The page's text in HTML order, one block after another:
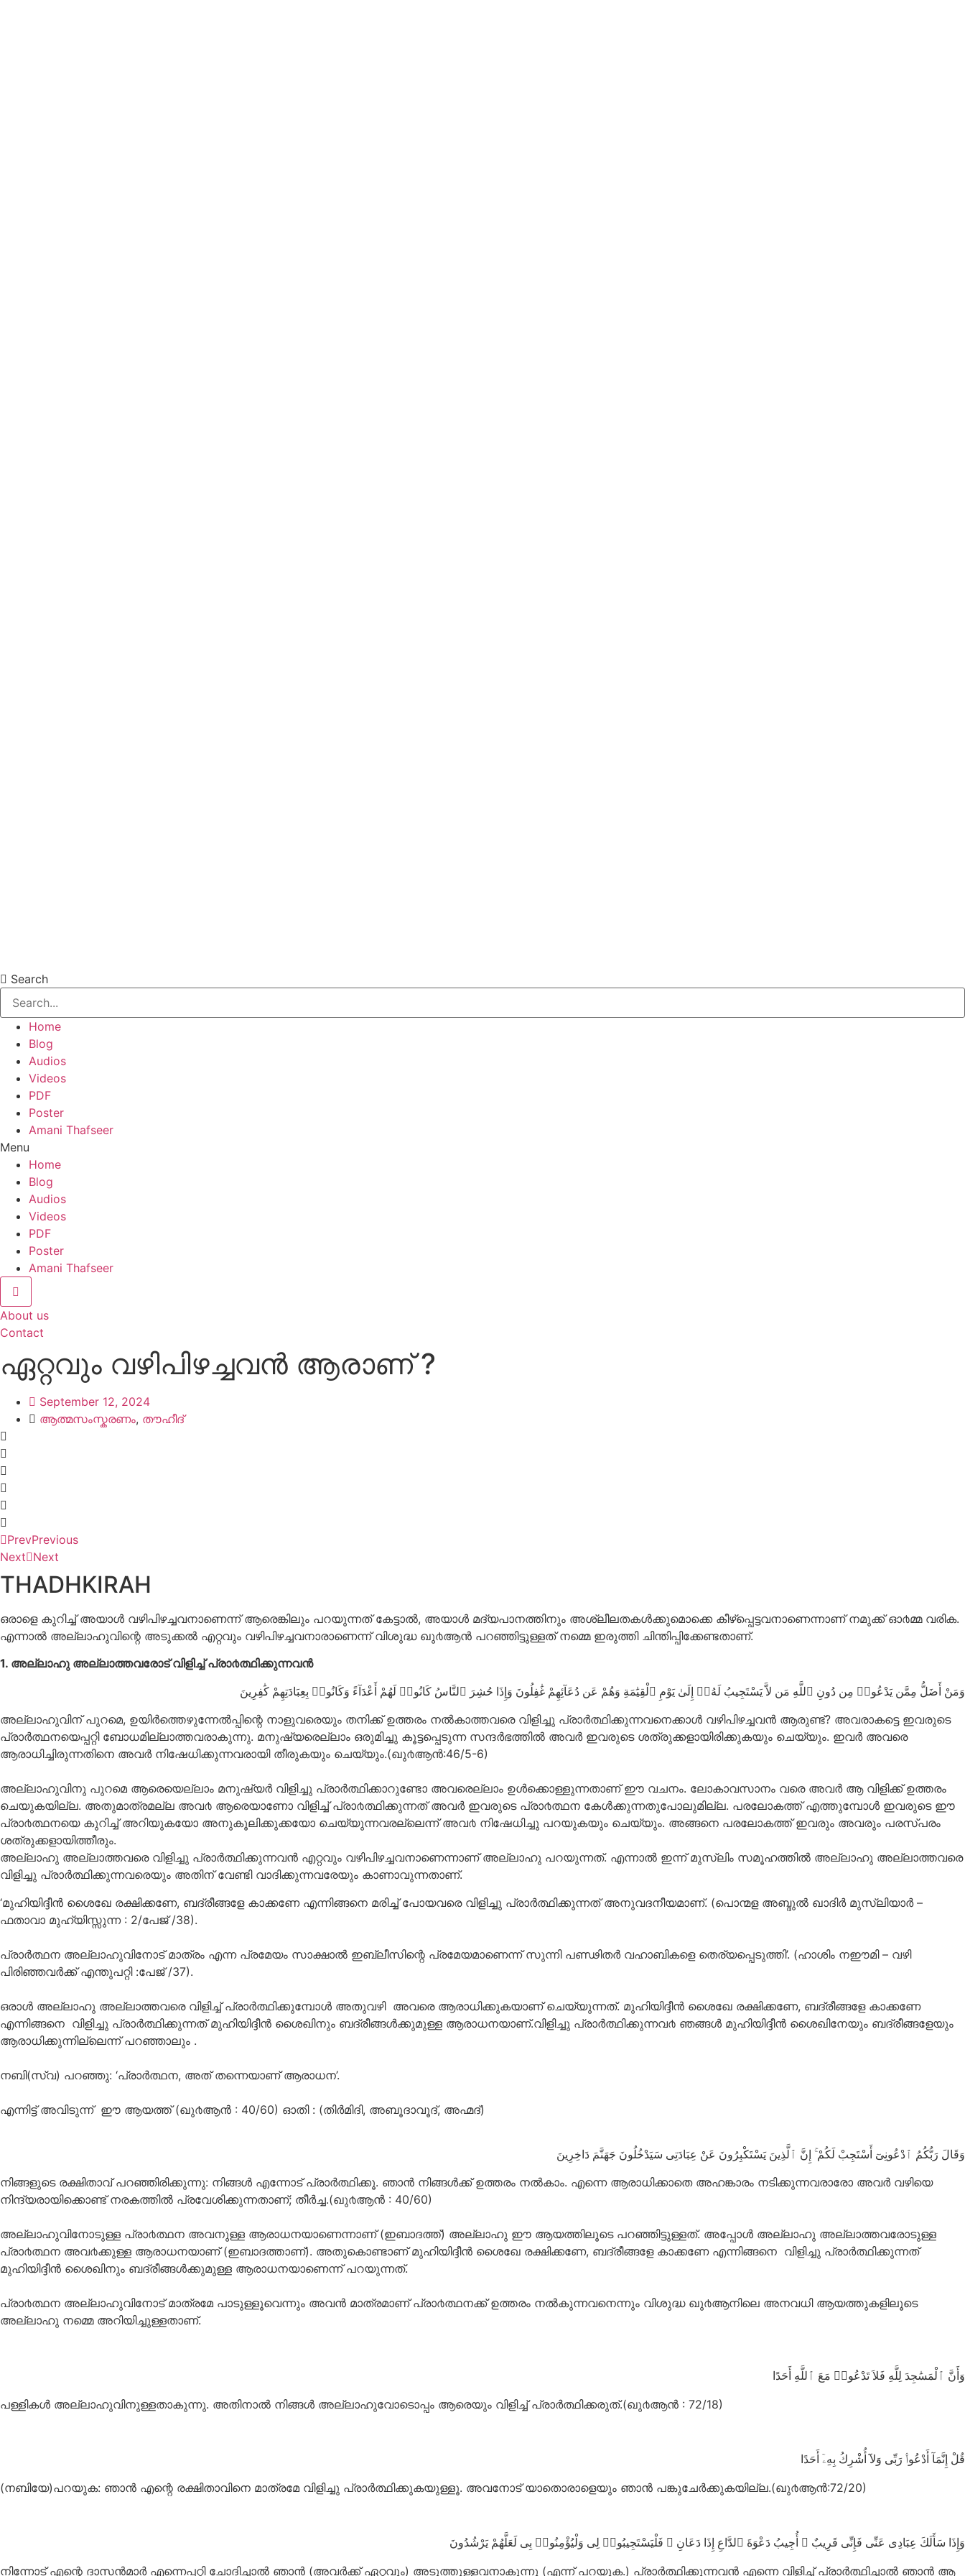
Search
Home
Blog
Audios
Videos
PDF
Poster
Amani Thafseer
Menu
Home
Blog
Audios
Videos
PDF
Poster
Amani Thafseer
About us
Contact
ഏറ്റവും വഴിപിഴച്ചവന്‍ ആരാണ് ?
September 12, 2024
ആത്മസംസ്കരണം, തൗഹീദ്
PrevPrevious
Next Next
THADHKIRAH
ഒരാളെ കുറിച്ച് അയാള്‍ വഴിപിഴച്ചവനാണെന്ന് ആരെങ്കിലും പറയുന്നത് കേട്ടാല്‍, അയാള്‍ മദ്യപാനത്തിനും അശ്ലീലതകള്‍ക്കുമൊക്കെ കീഴ്പ്പെട്ടവനാണെന്നാണ് നമുക്ക് ഓ൪മ്മ വരിക.
എന്നാല്‍ അല്ലാഹുവിന്റെ അടുക്കല്‍ എറ്റവും വഴിപിഴച്ചവനാരാണെന്ന് വിശുദ്ധ ഖു൪ആന്‍ പറഞ്ഞിട്ടുള്ളത് നമ്മെ ഇരുത്തി ചിന്തിപ്പിക്കേണ്ടതാണ്.
1. അല്ലാഹു അല്ലാത്തവരോട് വിളിച്ച് പ്രാ൪ത്ഥിക്കുന്നവന്‍
ﻭَﻣَﻦْ ﺃَﺿَﻞُّ ﻣِﻤَّﻦ ﻳَﺪْﻋُﻮا۟ ﻣِﻦ ﺩُﻭﻥِ ٱﻟﻠَّﻪِ ﻣَﻦ ﻻَّ ﻳَﺴْﺘَﺠِﻴﺐُ ﻟَﻪُۥٓ ﺇِﻟَﻰٰ ﻳَﻮْﻡِ ٱﻟْﻘِﻴَٰﻤَﺔِ ﻭَﻫُﻢْ ﻋَﻦ ﺩُﻋَﺎٓﺋِﻬِﻢْ ﻏَٰﻔِﻠُﻮﻥَ ﻭَﺇِﺫَا ﺣُﺸِﺮَ ٱﻟﻨَّﺎﺱُ ﻛَﺎﻧُﻮا۟ ﻟَﻬُﻢْ ﺃَﻋْﺪَآءً ﻭَﻛَﺎﻧُﻮا۟ ﺑِﻌِﺒَﺎﺩَﺗِﻬِﻢْ ﻛَٰﻔِﺮِﻳﻦَ
അല്ലാഹുവിന് പുറമെ, ഉയിര്‍ത്തെഴുന്നേല്‍പ്പിന്റെ നാളുവരെയും തനിക്ക് ഉത്തരം നല്‍കാത്തവരെ വിളിച്ചു പ്രാര്‍ത്ഥിക്കുന്നവനെക്കാള്‍ വഴിപിഴച്ചവന്‍ ആരുണ്ട്‌? അവരാകട്ടെ ഇവരുടെ
പ്രാര്‍ത്ഥനയെപ്പറ്റി ബോധമില്ലാത്തവരാകുന്നു. മനുഷ്യരെല്ലാം ഒരുമിച്ചു കൂട്ടപ്പെടുന്ന സന്ദര്‍ഭത്തില്‍ അവര്‍ ഇവരുടെ ശത്രുക്കളായിരിക്കുകയും ചെയ്യും. ഇവര്‍ അവരെ
ആരാധിച്ചിരുന്നതിനെ അവര്‍ നിഷേധിക്കുന്നവരായി തീരുകയും ചെയ്യും.(ഖു൪ആന്‍:46/5-6)
അല്ലാഹുവിനു പുറമെ ആരെയെല്ലാം മനുഷ്യര്‍ വിളിച്ചു പ്രാര്‍ത്ഥിക്കാറുണ്ടോ അവരെല്ലാം ഉള്‍ക്കൊള്ളുന്നതാണ് ഈ വചനം. ലോകാവസാനം വരെ അവര്‍ ആ വിളിക്ക് ഉത്തരം
ചെയുകയില്ല. അതുമാത്രമല്ല അവ൪ ആരെയാണോ വിളിച്ച് പ്രാ൪ത്ഥിക്കുന്നത് അവര്‍ ഇവരുടെ പ്രാ൪ത്ഥന കേള്‍ക്കുന്നതുപോലുമില്ല. പരലോകത്ത് എത്തുമ്പോള്‍ ഇവരുടെ ഈ
പ്രാ൪ത്ഥനയെ കുറിച്ച് അറിയുകയോ അനുകൂലിക്കുക്കയോ ചെയ്യുന്നവരല്ലെന്ന് അവ൪ നിഷേധിച്ചു പറയുകയും ചെയ്യും. അങ്ങനെ പരലോകത്ത് ഇവരും അവരും പരസ്പരം
ശത്രുക്കളായിത്തീരും.
അല്ലാഹു അല്ലാത്തവരെ വിളിച്ചു പ്രാര്‍ത്ഥിക്കുന്നവന്‍ എറ്റവും വഴിപിഴച്ചവനാണെന്നാണ് അല്ലാഹു പറയുന്നത്. എന്നാല്‍ ഇന്ന് മുസ്ലിം സമൂഹത്തില്‍ അല്ലാഹു അല്ലാത്തവരെ
വിളിച്ചു പ്രാര്‍ത്ഥിക്കുന്നവരെയും അതിന് വേണ്ടി വാദിക്കുന്നവരേയും കാണാവുന്നതാണ്.
‘മുഹിയിദ്ദീന്‍ ശൈഖേ രക്ഷിക്കണേ, ബദ്‌രീങ്ങളേ കാക്കണേ എന്നിങ്ങനെ മരിച്ച് പോയവരെ വിളിച്ചു പ്രാര്‍ത്ഥിക്കുന്നത് അനുവദനീയമാണ്. (പൊന്മള അബ്ദുല്‍ ഖാദിര്‍ മുസ്‌ലിയാര്‍ –
ഫതാവാ മുഹ്‌യിസ്സുന്ന : 2/പേജ് /38).
പ്രാര്‍ത്ഥന അല്ലാഹുവിനോട് മാത്രം എന്ന പ്രമേയം സാക്ഷാല്‍ ഇബ്‌ലീസിന്റെ പ്രമേയമാണെന്ന് സുന്നി പണ്ഢിതര്‍ വഹാബികളെ തെര്യപ്പെടുത്തി’. (ഹാശിം നഈമി – വഴി
പിരിഞ്ഞവര്‍ക്ക് എന്തുപറ്റി :പേജ് /37).
ഒരാള്‍ അല്ലാഹു അല്ലാത്തവരെ വിളിച്ച് പ്രാര്‍ത്ഥിക്കുമ്പോള്‍ അതുവഴി അവരെ ആരാധിക്കുകയാണ് ചെയ്യുന്നത്. മുഹിയിദ്ദീന്‍ ശൈഖേ രക്ഷിക്കണേ, ബദ്‌രീങ്ങളേ കാക്കണേ
എന്നിങ്ങനെ വിളിച്ചു പ്രാര്‍ത്ഥിക്കുന്നത് മുഹിയിദ്ദീന്‍ ശൈഖിനും ബദ്‌രീങ്ങള്‍ക്കുമുള്ള ആരാധനയാണ്.വിളിച്ചു പ്രാര്‍ത്ഥിക്കുന്നവ൪ ഞങ്ങള്‍ മുഹിയിദ്ദീന്‍ ശൈഖിനേയും ബദ്‌രീങ്ങളേയും
ആരാധിക്കുന്നില്ലെന്ന് പറഞ്ഞാലും .
നബി(സ്വ) പറഞ്ഞു: ‘പ്രാര്‍ത്ഥന, അത് തന്നെയാണ് ആരാധന’.
എന്നിട്ട് അവിടുന്ന് ഈ ആയത്ത് (ഖു൪ആന്‍ : 40/60) ഓതി : (തിര്‍മിദി, അബൂദാവൂദ്, അഹ്മദ്)
ﻭَﻗَﺎﻝَ ﺭَﺑُّﻜُﻢُ ٱﺩْﻋُﻮﻧِﻰٓ ﺃَﺳْﺘَﺠِﺐْ ﻟَﻜُﻢْ ۚ ﺇِﻥَّ ٱﻟَّﺬِﻳﻦَ ﻳَﺴْﺘَﻜْﺒِﺮُﻭﻥَ ﻋَﻦْ ﻋِﺒَﺎﺩَﺗِﻰ ﺳَﻴَﺪْﺧُﻠُﻮﻥَ ﺟَﻬَﻨَّﻢَ ﺩَاﺧِﺮِﻳﻦَ
നിങ്ങളുടെ രക്ഷിതാവ് പറഞ്ഞിരിക്കുന്നു: നിങ്ങള്‍ എന്നോട് പ്രാര്‍ത്ഥിക്കൂ. ഞാന്‍ നിങ്ങള്‍ക്ക് ഉത്തരം നല്‍കാം. എന്നെ ആരാധിക്കാതെ അഹങ്കാരം നടിക്കുന്നവരാരോ അവര്‍ വഴിയെ
നിന്ദ്യരായിക്കൊണ്ട് നരകത്തില്‍ പ്രവേശിക്കുന്നതാണ്‌; തീര്‍ച്ച.(ഖു൪ആന്‍ : 40/60)
അല്ലാഹുവിനോടുള്ള പ്രാ൪ത്ഥന അവനുള്ള ആരാധനയാണെന്നാണ് (ഇബാദത്ത്) അല്ലാഹു ഈ ആയത്തിലൂടെ പറഞ്ഞിട്ടുള്ളത്. അപ്പോള്‍ അല്ലാഹു അല്ലാത്തവരോടുള്ള
പ്രാ൪ത്ഥന അവ൪ക്കുള്ള ആരാധനയാണ് (ഇബാദത്താണ്). അതുകൊണ്ടാണ് മുഹിയിദ്ദീന്‍ ശൈഖേ രക്ഷിക്കണേ, ബദ്‌രീങ്ങളേ കാക്കണേ എന്നിങ്ങനെ വിളിച്ചു പ്രാര്‍ത്ഥിക്കുന്നത്
മുഹിയിദ്ദീന്‍ ശൈഖിനും ബദ്‌രീങ്ങള്‍ക്കുമുള്ള ആരാധനയാണെന്ന് പറയുന്നത്.
പ്രാ൪ത്ഥന അല്ലാഹുവിനോട് മാത്രമേ പാടുള്ളൂവെന്നും അവന്‍ മാത്രമാണ് പ്രാ൪ത്ഥനക്ക് ഉത്തരം നല്‍കുന്നവനെന്നും വിശുദ്ധ ഖു൪ആനിലെ അനവധി ആയത്തുകളിലൂടെ
അല്ലാഹു നമ്മെ അറിയിച്ചുള്ളതാണ്.
ﻭَﺃَﻥَّ ٱﻟْﻤَﺴَٰﺠِﺪَ ﻟِﻠَّﻪِ ﻓَﻼَ ﺗَﺪْﻋُﻮا۟ ﻣَﻊَ ٱﻟﻠَّﻪِ ﺃَﺣَﺪًا
പള്ളികള്‍ അല്ലാഹുവിനുള്ളതാകുന്നു. അതിനാല്‍ നിങ്ങള്‍ അല്ലാഹുവോടൊപ്പം ആരെയും വിളിച്ച് പ്രാര്‍ത്ഥിക്കരുത്.(ഖു൪ആന്‍ : 72/18)
ﻗُﻞْ ﺇِﻧَّﻤَﺎٓ ﺃَﺩْﻋُﻮا۟ ﺭَﺑِّﻰ ﻭَﻻَٓ ﺃُﺷْﺮِﻙُ ﺑِﻪِۦٓ ﺃَﺣَﺪًا
(നബിയേ)പറയുക: ഞാന്‍ എന്റെ രക്ഷിതാവിനെ മാത്രമേ വിളിച്ചു പ്രാര്‍ത്ഥിക്കുകയുള്ളൂ. അവനോട് യാതൊരാളെയും ഞാന്‍ പങ്കുചേര്‍ക്കുകയില്ല.(ഖു൪ആന്‍:72/20)
ﻭَﺇِﺫَا ﺳَﺄَﻟَﻚَ ﻋِﺒَﺎﺩِﻯ ﻋَﻨِّﻰ ﻓَﺈِﻧِّﻰ ﻗَﺮِﻳﺐٌ ۖ ﺃُﺟِﻴﺐُ ﺩَﻋْﻮَﺓَ ٱﻟﺪَّاﻉِ ﺇِﺫَا ﺩَﻋَﺎﻥِ ۖ ﻓَﻠْﻴَﺴْﺘَﺠِﻴﺒُﻮا۟ ﻟِﻰ ﻭَﻟْﻴُﺆْﻣِﻨُﻮا۟ ﺑِﻰ ﻟَﻌَﻠَّﻬُﻢْ ﻳَﺮْﺷُﺪُﻭﻥَ
നിന്നോട് എന്റെ ദാസന്‍മാര്‍ എന്നെപ്പറ്റി ചോദിച്ചാല്‍ ഞാന്‍ (അവര്‍ക്ക് ഏറ്റവും) അടുത്തുള്ളവനാകുന്നു (എന്ന് പറയുക.) പ്രാര്‍ത്ഥിക്കുന്നവന്‍ എന്നെ വിളിച്ച് പ്രാര്‍ത്ഥിച്ചാല്‍ ഞാന്‍ ആ